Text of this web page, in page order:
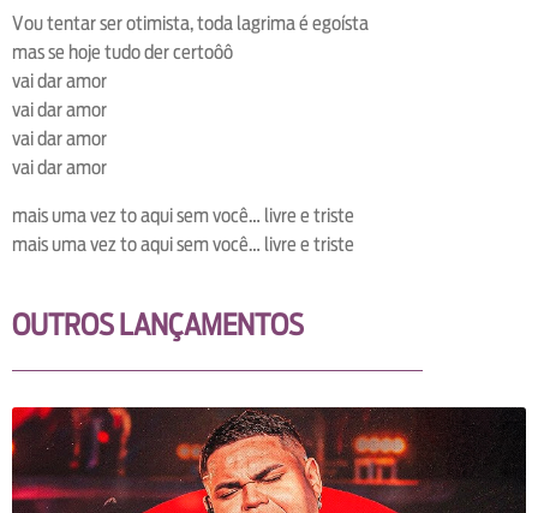
Vou tentar ser otimista, toda lagrima é egoísta
mas se hoje tudo der certoôô
vai dar amor
vai dar amor
vai dar amor
vai dar amor
mais uma vez to aqui sem você… livre e triste
mais uma vez to aqui sem você… livre e triste
OUTROS LANÇAMENTOS